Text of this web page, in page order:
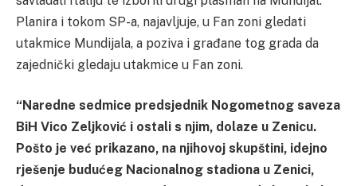
Planira i tokom SP-a, najavljuje, u Fan zoni gledati
utakmice Mundijala, a poziva i građane tog grada da
zajednički gledaju utakmice u Fan zoni.
“Naredne sedmice predsjednik Nogometnog saveza
BiH Vico Zeljković i ostali s njim, dolaze u Zenicu.
Pošto je već prikazano, na njihovoj skupštini, idejno
rješenje budućeg Nacionalnog stadiona u Zenici,